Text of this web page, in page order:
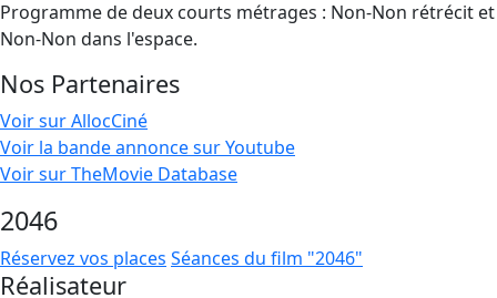
Programme de deux courts métrages : Non-Non rétrécit et
Non-Non dans l'espace.
Nos Partenaires
Voir sur AllocCiné
Voir la bande annonce sur Youtube
Voir sur TheMovie Database
2046
Réservez vos places Séances du film "2046"
Réalisateur